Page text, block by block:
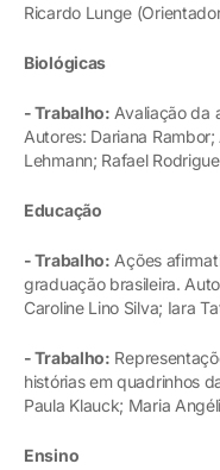
Ricardo Lunge
Biológicas
- Trabalho: Avaliação da
Autores: Dariana
Lehmann; Rafael
Educação
- Trabalho: Ações
graduação brasileira.
Caroline Lino Silva; Iara
- Trabalho:
histórias em quadrinhos
Paula Klauck; Maria
Ensino